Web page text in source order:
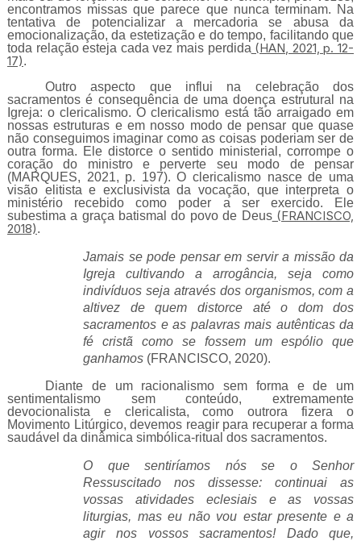
encontramos missas que parece que nunca terminam. Na
tentativa de potencializar a mercadoria se abusa da
emocionalização, da estetização e do tempo, facilitando que
toda relação esteja cada vez mais perdida (HAN, 2021, p. 12-
17).
Outro aspecto que influi na celebração dos
sacramentos é consequência de uma doença estrutural na
Igreja: o clericalismo. O clericalismo está tão arraigado em
nossas estruturas e em nosso modo de pensar que quase
não conseguimos imaginar como as coisas poderiam ser de
outra forma. Ele distorce o sentido ministerial, corrompe o
coração do ministro e perverte seu modo de pensar
(MARQUES, 2021, p. 197). O clericalismo nasce de uma
visão elitista e exclusivista da vocação, que interpreta o
ministério recebido como poder a ser exercido. Ele
subestima a graça batismal do povo de Deus(FRANCISCO,
2018).
Jamais se pode pensar em servir a missão da
Igreja cultivando a arrogância, seja como
indivíduos seja através dos organismos, com a
altivez de quem distorce até o dom dos
sacramentos e as palavras mais autênticas da
fé cristã como se fossem um espólio que
ganhamos (FRANCISCO, 2020).
Diante de um racionalismo sem forma e de um
sentimentalismo sem conteúdo, extremamente
devocionalista e clericalista, como outrora fizera o
Movimento Litúrgico, devemos reagir para recuperar a forma
saudável da dinâmica simbólica-ritual dos sacramentos.
O que sentiríamos nós se o Senhor
Ressuscitado nos dissesse: continuai as
vossas atividades eclesiais e as vossas
liturgias, mas eu não vou estar presente e a
agir nos vossos sacramentos! Dado que,